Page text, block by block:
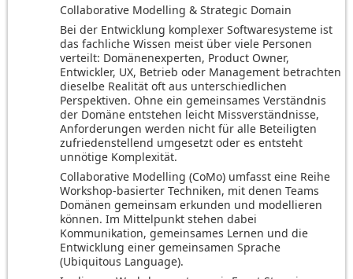
Collaborative Modelling & Strategic Domain
Bei der Entwicklung komplexer Softwaresysteme ist
das fachliche Wissen meist über viele Personen
verteilt: Domänenexperten, Product Owner,
Entwickler, UX, Betrieb oder Management betrachten
dieselbe Realität oft aus unterschiedlichen
Perspektiven. Ohne ein gemeinsames Verständnis
der Domäne entstehen leicht Missverständnisse,
Anforderungen werden nicht für alle Beteiligten
zufriedenstellend umgesetzt oder es entsteht
unnötige Komplexität.
Collaborative Modelling (CoMo) umfasst eine Reihe
Workshop-basierter Techniken, mit denen Teams
Domänen gemeinsam erkunden und modellieren
können. Im Mittelpunkt stehen dabei
Kommunikation, gemeinsames Lernen und die
Entwicklung einer gemeinsamen Sprache
(Ubiquitous Language).